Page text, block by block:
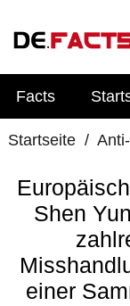
Facts
Startseite/
Shen
einer